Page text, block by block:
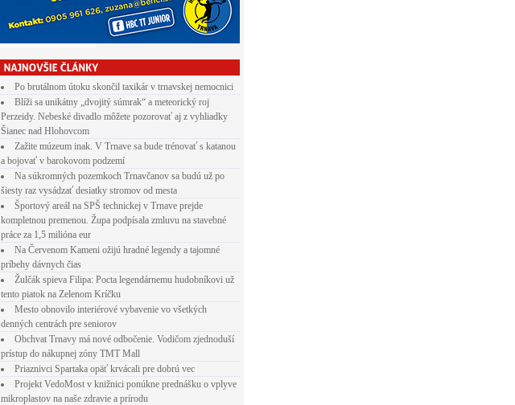
Po brutálnom útoku skončil taxikár v trnavskej nemocnici
Blíži sa unikátny „dvojitý súmrak“ a meteorický roj
Perzeidy. Nebeské divadlo môžete pozorovať aj z vyhliadky
Šianec nad Hlohovcom
Zažite múzeum inak. V Trnave sa bude trénovať s katanou
a bojovať v barokovom podzemí
Na súkromných pozemkoch Trnavčanov sa budú už po
šiesty raz vysádzať desiatky stromov od mesta
Športový areál na SPŠ technickej v Trnave prejde
kompletnou premenou. Župa podpísala zmluvu na stavebné
práce za 1,5 milióna eur
Na Červenom Kameni ožijú hradné legendy a tajomné
príbehy dávnych čias
Žulčák spieva Filipa: Pocta legendárnemu hudobníkovi už
tento piatok na Zelenom Kríčku
Mesto obnovilo interiérové vybavenie vo všetkých
denných centrách pre seniorov
Obchvat Trnavy má nové odbočenie. Vodičom zjednoduší
prístup do nákupnej zóny TMT Mall
Priaznivci Spartaka opäť krvácali pre dobrú vec
Projekt VedoMost v knižnici ponúkne prednášku o vplyve
mikroplastov na naše zdravie a prírodu